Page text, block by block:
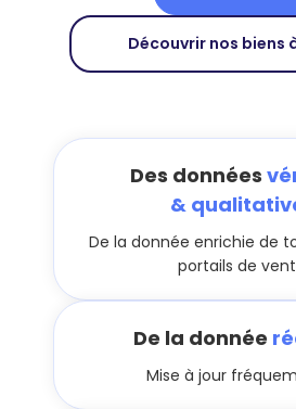
Découvrir nos biens
Des données
&
De la donnée enrichie de
portails de
De la donnée
Mise à jour